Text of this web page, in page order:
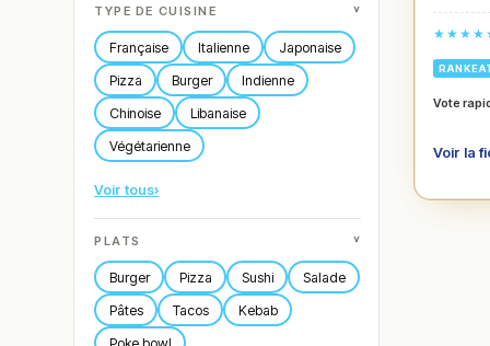
TYPE DE CUISINE ˅
Française Italienne
Japonaise
Pizza
Burger
Indienne
Chinoise
Libanaise
Végétarienne
Voir tous›
PLATS ˅
Burger Pizza Sushi
Salade
Pâtes
Tacos
Kebab
Poke bowl
Vote
Voir la